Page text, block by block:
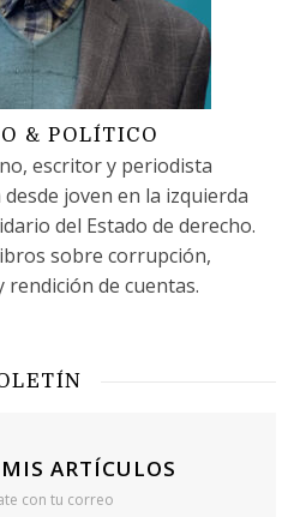
& POLÍTICO
escritor y periodista
joven en la izquierda
del Estado de derecho.
sobre corrupción,
de cuentas.
ARTÍCULOS
con tu correo